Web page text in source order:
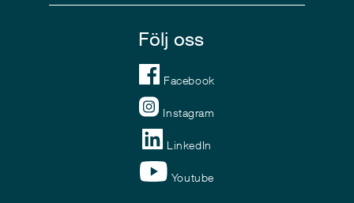
Följ oss
Facebook
Instagram
LinkedIn
Youtube